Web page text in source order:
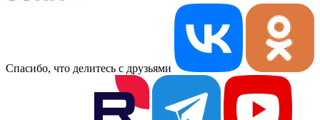
Спасибо, что делитесь с друзьями